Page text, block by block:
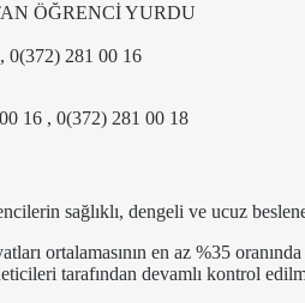
ÖĞRENCİ YURDU
0(372) 281 00 16
16 , 0(372) 281 00 18
sağlıklı, dengeli ve ucuz
ortalamasının en az %35
tarafından devamlı kontrol